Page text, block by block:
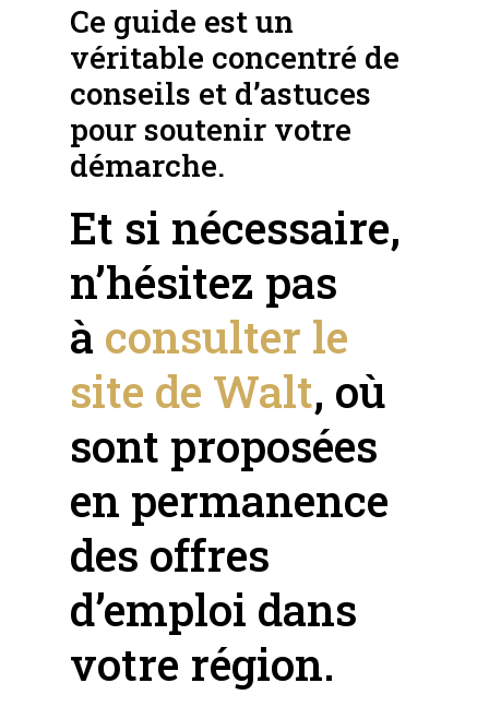
Ce guide est un
véritable concentré de
conseils et d’astuces
pour soutenir votre
démarche.
Et si nécessaire,
n’hésitez pas
à consulter le
site de Walt, où
sont proposées
en permanence
des offres
d’emploi dans
votre région.